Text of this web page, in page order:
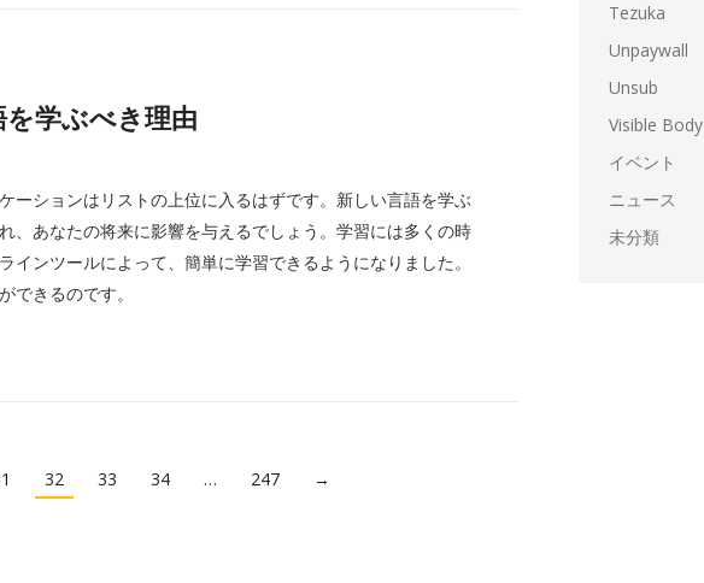
学ぶべき理由
ーションはリストの上位に入るはずです。新しい言語を学ぶ
、あなたの将来に影響を与えるでしょう。学習には多くの時
ンツールによって、簡単に学習できるようになりました。
できるのです。
32 33 34 … 247 →
Tezuka
Unpaywall
Unsub
Visible Body
イベント
ニュース
未分類